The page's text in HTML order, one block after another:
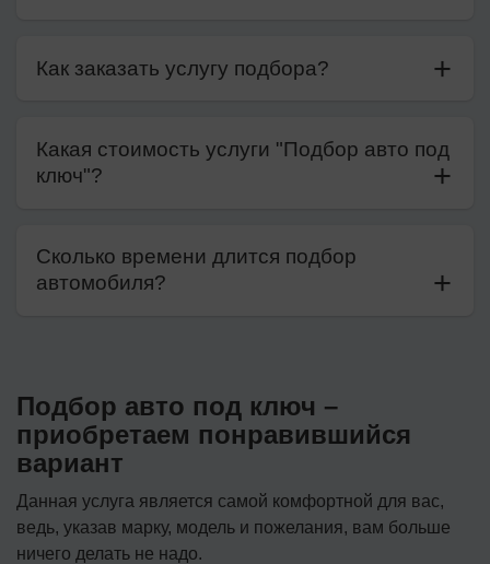
Как заказать услугу подбора?
Какая стоимость услуги "Подбор авто под
ключ"?
Сколько времени длится подбор
автомобиля?
Подбор авто под ключ –
приобретаем понравившийся
вариант
Данная услуга является самой комфортной для вас,
ведь, указав марку, модель и пожелания, вам больше
ничего делать не надо.